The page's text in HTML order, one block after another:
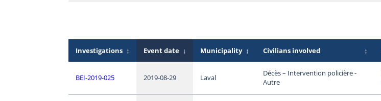
Investigations ↕ Event date ↓ Municipality ↕ Civilians involved ↕
BEI-2019-025 2019-08-29 Laval
Décès – Intervention policière -
Autre